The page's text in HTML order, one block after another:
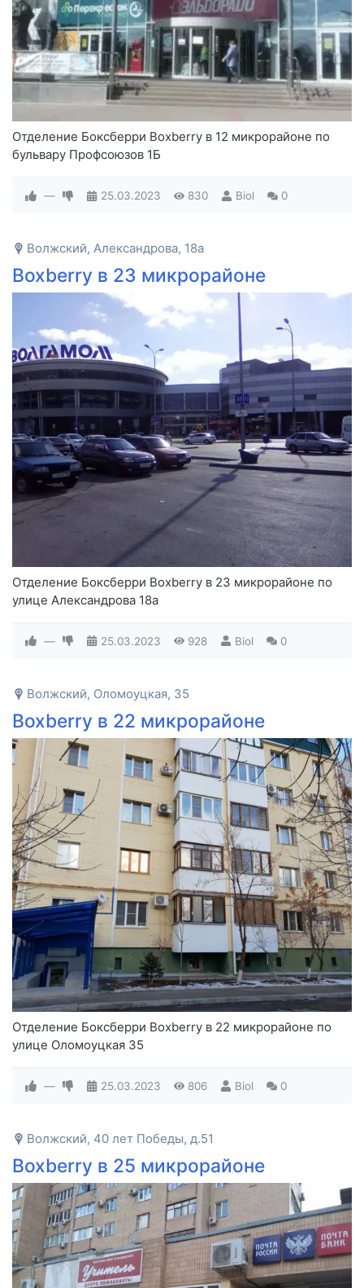
Отделение Боксберри Boxberry в 12 микрорайоне по
бульвару Профсоюзов 1Б
— 25.03.2023 830 Biol 0
Волжский, Александрова, 18а
Boxberry в 23 микрорайоне
Отделение Боксберри Boxberry в 23 микрорайоне по
улице Александрова 18а
— 25.03.2023 928 Biol 0
Волжский, Оломоуцкая, 35
Boxberry в 22 микрорайоне
Отделение Боксберри Boxberry в 22 микрорайоне по
улице Оломоуцкая 35
— 25.03.2023 806 Biol 0
Волжский, 40 лет Победы, д.51
Boxberry в 25 микрорайоне